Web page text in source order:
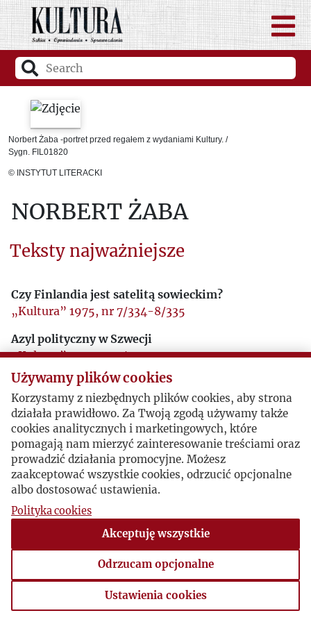
Norbert Żaba -portret przed regałem z wydaniami Kultury. /
Sygn. FIL01820
© INSTYTUT LITERACKI
NORBERT ŻABA
Teksty najważniejsze
Czy Finlandia jest satelitą sowieckim?
„Kultura” 1975, nr 7/334-8/335
Azyl polityczny w Szwecji
„Kultura” 1977, nr 3/354
Kronika szwedzka
„Kultura” 1977, nr 9/360
Wywiad z prof. Edwardem Lipińskim
„Kultura” 1980, nr 4/391
Szwedzkie kulisy nagrody Nobla dla Miłosza
„Kultura” 1980, nr 11/398
Używamy plików cookies
Korzystamy z niezbędnych plików cookies, aby strona
działała prawidłowo. Za Twoją zgodą używamy także
cookies analitycznych i marketingowych, które
pomagają nam mierzyć zainteresowanie treściami oraz
prowadzić działania promocyjne. Możesz
zaakceptować wszystkie cookies, odrzucić opcjonalne
albo dostosować ustawienia.
Polityka cookies
Akceptuję wszystkie
Odrzucam opcjonalne
Ustawienia cookies
Ustawienia cookies